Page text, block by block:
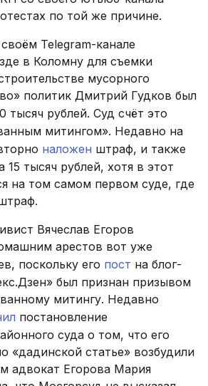
по той же причине.
Telegram-канале
в Коломну для съемки
мусорного
политик Дмитрий Гудков был
тысяч рублей. Суд счёт это
митингом». Недавно на
наложен штраф, и также
тысяч рублей, хотя в этот
на том самом первом суде, где
Вячеслав Егоров
арестов вот уже
поскольку его пост на блог-
был признан призывом
митингу. Недавно
постановление
суда о том, что его
«дадинской статье» возбудили
адвокат Егорова Мария